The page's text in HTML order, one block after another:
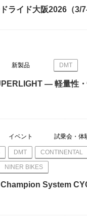
ライド大阪2026（3/
新製品 DMT
— 軽量性
イベント 試乗会・体
DMT CONTINENTAL
NINER BIKES
System